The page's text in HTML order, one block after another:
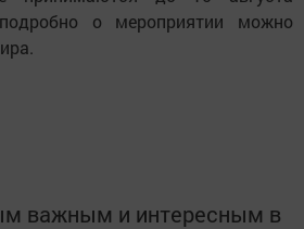
о мероприятии можно
важным и интересным в